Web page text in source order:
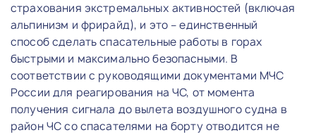
страхования экстремальных активностей (включая
альпинизм и фрирайд), и это – единственный
способ сделать спасательные работы в горах
быстрыми и максимально безопасными. В
соответствии с руководящими документами МЧС
России для реагирования на ЧС, от момента
получения сигнала до вылета воздушного судна в
район ЧС со спасателями на борту отводится не